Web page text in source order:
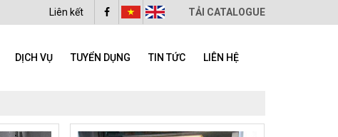
TẢI CATALOGUE
Liên kết
DỊCH VỤ TUYỂN DỤNG TIN TỨC LIÊN HỆ